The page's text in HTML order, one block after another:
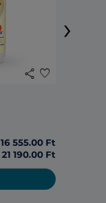
share favorite
16 555.00 Ft
21 190.00 Ft
›